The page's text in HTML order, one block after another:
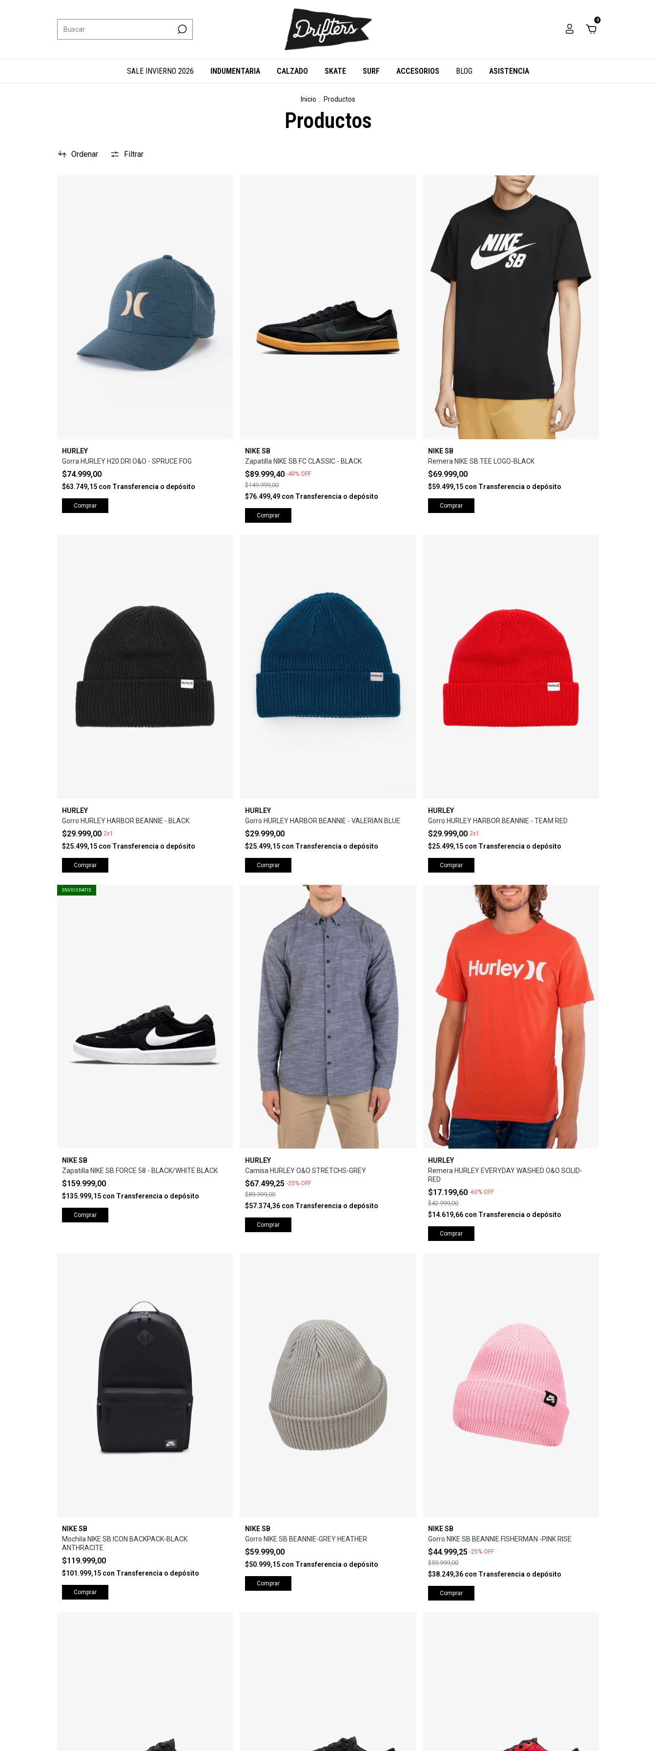
0
SALE INVIERNO 2026 INDUMENTARIA CALZADO SKATE SURF ACCESORIOS BLOG ASISTENCIA
Inicio Productos
Productos
Ordenar Filtrar
HURLEY
Gorra HURLEY H20 DRI O&O - SPRUCE FOG
$74.999,00
$63.749,15 con Transferencia o depósito
Comprar
NIKE SB
Zapatilla NIKE SB FC CLASSIC - BLACK
$89.999,40 -40% OFF
$149.999,00
$76.499,49 con Transferencia o depósito
Comprar
NIKE SB
Remera NIKE SB TEE LOGO-BLACK
$69.999,00
$59.499,15 con Transferencia o depósito
Comprar
HURLEY
Gorro HURLEY HARBOR BEANNIE - BLACK
$29.999,00 2x1
$25.499,15 con Transferencia o depósito
Comprar
HURLEY
Gorro HURLEY HARBOR BEANNIE - VALERIAN BLUE
$29.999,00
$25.499,15 con Transferencia o depósito
Comprar
HURLEY
Gorro HURLEY HARBOR BEANNIE - TEAM RED
$29.999,00 2x1
$25.499,15 con Transferencia o depósito
Comprar
ENVÍO GRATIS
NIKE SB
Zapatilla NIKE SB FORCE 58 - BLACK/WHITE BLACK
$159.999,00
$135.999,15 con Transferencia o depósito
Comprar
HURLEY
Camisa HURLEY O&O STRETCHS-GREY
$67.499,25 -25% OFF
$89.999,00
$57.374,36 con Transferencia o depósito
Comprar
HURLEY
Remera HURLEY EVERYDAY WASHED O&O SOLID-
RED
$17.199,60 -60% OFF
$42.999,00
$14.619,66 con Transferencia o depósito
Comprar
NIKE SB
Mochila NIKE SB ICON BACKPACK-BLACK
ANTHRACITE
$119.999,00
$101.999,15 con Transferencia o depósito
Comprar
NIKE SB
Gorro NIKE SB BEANNIE-GREY HEATHER
$59.999,00
$50.999,15 con Transferencia o depósito
Comprar
NIKE SB
Gorro NIKE SB BEANNIE FISHERMAN -PINK RISE
$44.999,25 -25% OFF
$59.999,00
$38.249,36 con Transferencia o depósito
Comprar